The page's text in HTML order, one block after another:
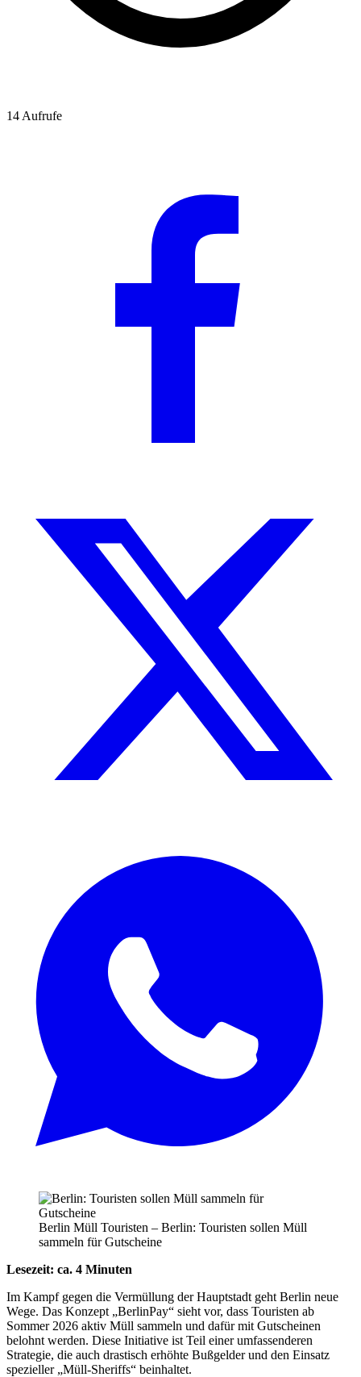
14 Aufrufe
Berlin Müll Touristen – Berlin: Touristen sollen Müll
sammeln für Gutscheine
Lesezeit: ca. 4 Minuten
Im Kampf gegen die Vermüllung der Hauptstadt geht Berlin neue
Wege. Das Konzept „BerlinPay“ sieht vor, dass Touristen ab
Sommer 2026 aktiv Müll sammeln und dafür mit Gutscheinen
belohnt werden. Diese Initiative ist Teil einer umfassenderen
Strategie, die auch drastisch erhöhte Bußgelder und den Einsatz
spezieller „Müll-Sheriffs“ beinhaltet.